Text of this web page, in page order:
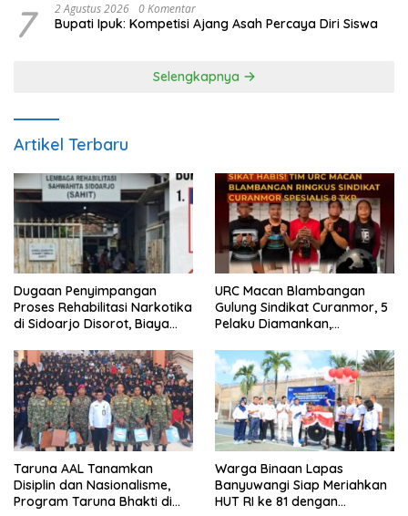
7 2 Agustus 2026 0 Komentar
Bupati Ipuk: Kompetisi Ajang Asah Percaya Diri Siswa
Selengkapnya
Artikel Terbaru
Dugaan Penyimpangan
Proses Rehabilitasi Narkotika
di Sidoarjo Disorot, Biaya
Rekening Pribadi
URC Macan Blambangan
Gulung Sindikat Curanmor, 5
Pelaku Diamankan,
Banyuwangi
Taruna AAL Tanamkan
Disiplin dan Nasionalisme,
Program Taruna Bhakti di
Warga Binaan Lapas
Banyuwangi Siap Meriahkan
HUT RI ke 81 dengan